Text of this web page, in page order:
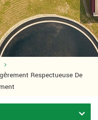
Respectueuse De